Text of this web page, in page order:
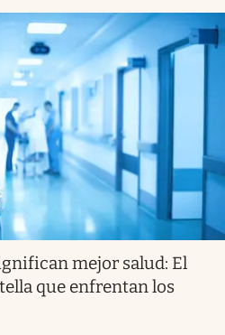
mejor salud: El
que enfrentan los